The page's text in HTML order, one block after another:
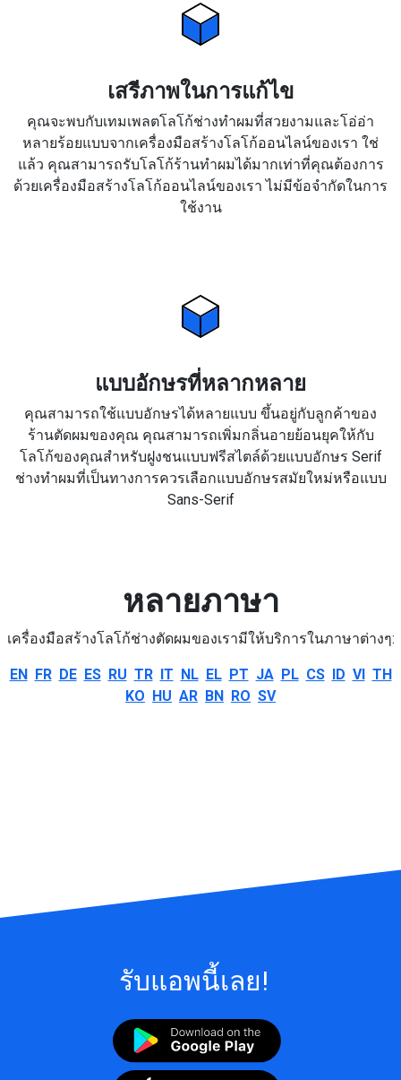
เสรีภาพในการแก้ไข
คุณจะพบกับเทมเพลตโลโก้ช่างทำผมที่สวยงามและโอ่อ่า
หลายร้อยแบบจากเครื่องมือสร้างโลโก้ออนไลน์ของเรา ใช่
แล้ว คุณสามารถรับโลโก้ร้านทำผมได้มากเท่าที่คุณต้องการ
ด้วยเครื่องมือสร้างโลโก้ออนไลน์ของเรา ไม่มีข้อจำกัดในการ
ใช้งาน
แบบอักษรที่หลากหลาย
คุณสามารถใช้แบบอักษรได้หลายแบบ ขึ้นอยู่กับลูกค้าของ
ร้านตัดผมของคุณ คุณสามารถเพิ่มกลิ่นอายย้อนยุคให้กับ
โลโก้ของคุณสำหรับฝูงชนแบบฟรีสไตล์ด้วยแบบอักษร Serif
ช่างทำผมที่เป็นทางการควรเลือกแบบอักษรสมัยใหม่หรือแบบ
Sans-Serif
หลายภาษา
เครื่องมือสร้างโลโก้ช่างตัดผมของเรามีให้บริการในภาษาต่างๆ:
EN FR DE ES RU TR IT NL EL PT JA PL CS ID VI TH
KO HU AR BN RO SV
รับแอพนี้เลย!